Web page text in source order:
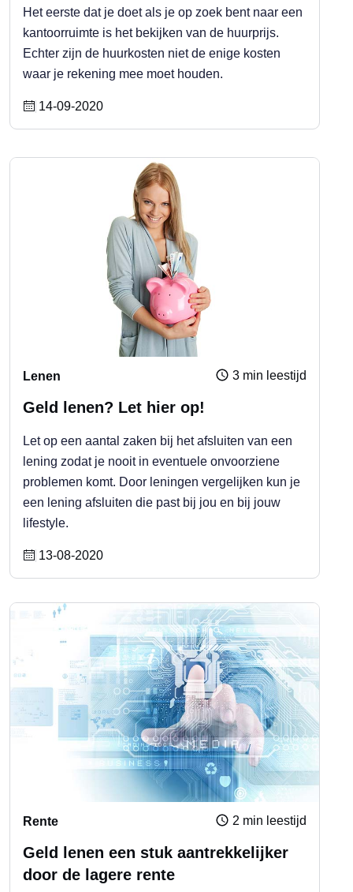
Het eerste dat je doet als je op zoek bent naar een
kantoorruimte is het bekijken van de huurprijs.
Echter zijn de huurkosten niet de enige kosten
waar je rekening mee moet houden.
14-09-2020
Lenen 3 min leestijd
Geld lenen? Let hier op!
Let op een aantal zaken bij het afsluiten van een
lening zodat je nooit in eventuele onvoorziene
problemen komt. Door leningen vergelijken kun je
een lening afsluiten die past bij jou en bij jouw
lifestyle.
13-08-2020
Rente 2 min leestijd
Geld lenen een stuk aantrekkelijker
door de lagere rente